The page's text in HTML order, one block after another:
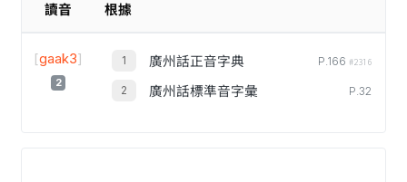
讀音 根據
[gaak3]
2
廣州話正音字典 P.166 #2316
廣州話標準音字彙 P.32